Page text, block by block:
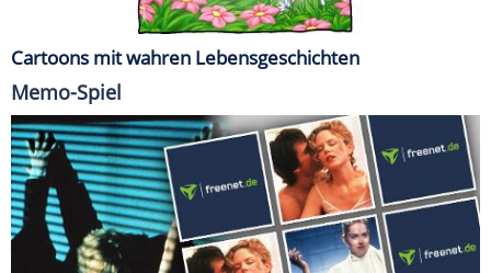
Cartoons mit wahren Lebensgeschichten
Memo-Spiel